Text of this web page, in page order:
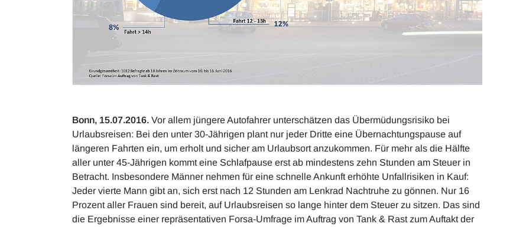
Bonn, 15.07.2016. Vor allem jüngere Autofahrer unterschätzen das Übermüdungsrisiko bei
Urlaubsreisen: Bei den unter 30-Jährigen plant nur jeder Dritte eine Übernachtungspause auf
längeren Fahrten ein, um erholt und sicher am Urlaubsort anzukommen. Für mehr als die Hälfte
aller unter 45-Jährigen kommt eine Schlafpause erst ab mindestens zehn Stunden am Steuer in
Betracht. Insbesondere Männer nehmen für eine schnelle Ankunft erhöhte Unfallrisiken in Kauf:
Jeder vierte Mann gibt an, sich erst nach 12 Stunden am Lenkrad Nachtruhe zu gönnen. Nur 16
Prozent aller Frauen sind bereit, auf Urlaubsreisen so lange hinter dem Steuer zu sitzen. Das sind
die Ergebnisse einer repräsentativen Forsa-Umfrage im Auftrag von Tank & Rast zum Auftakt der